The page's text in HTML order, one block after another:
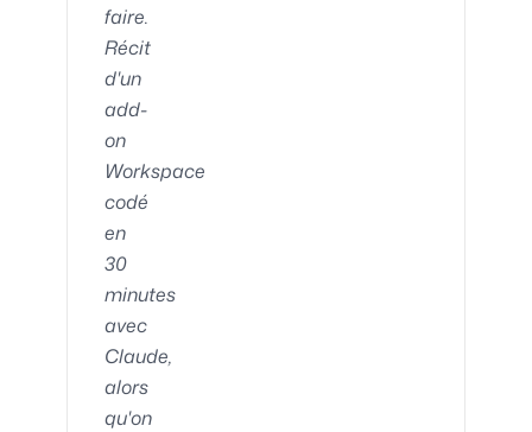
faire.
Récit
d'un
add-
on
Workspace
codé
en
30
minutes
avec
Claude,
alors
qu'on